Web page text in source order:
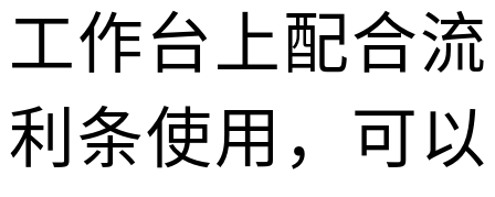
工作台上配合流
利条使用，可以